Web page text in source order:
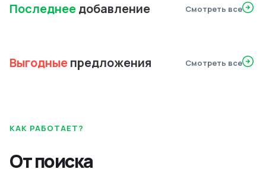
Последнеедобавление Смотреть все
Выгодныепредложения Смотреть все
КАК РАБОТАЕТ?
От поиска